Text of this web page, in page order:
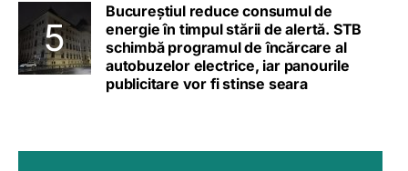
Bucureștiul reduce consumul de
energie în timpul stării de alertă. STB
schimbă programul de încărcare al
autobuzelor electrice, iar panourile
publicitare vor fi stinse seara